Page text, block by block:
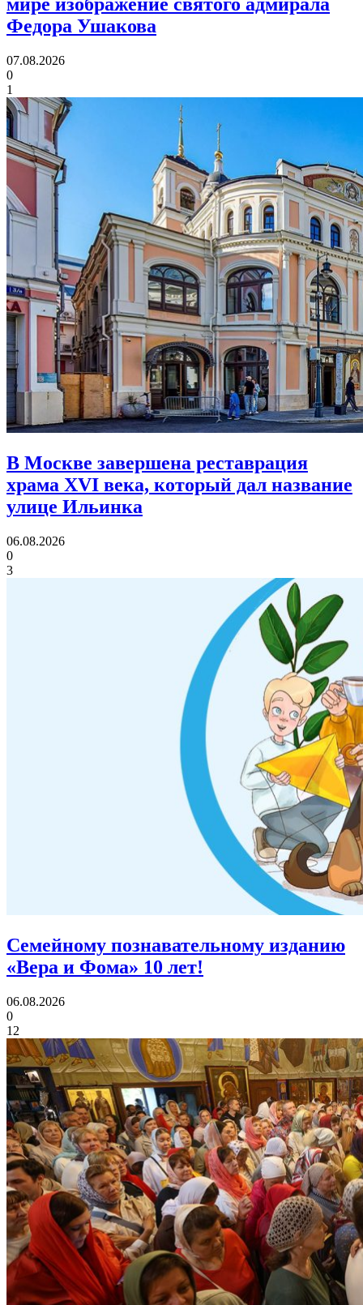
Федора Ушакова
07.08.2026
0
1
В Москве завершена реставрация
храма XVI века, который дал название
улице Ильинка
06.08.2026
0
3
Семейному познавательному изданию
«Вера и Фома» 10 лет!
06.08.2026
0
12